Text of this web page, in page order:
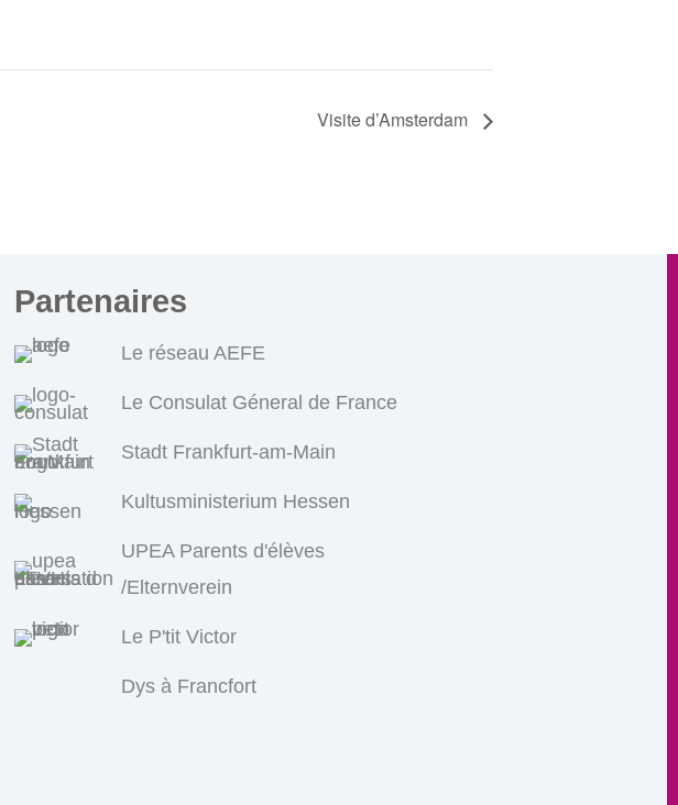
Visite d’Amsterdam
Partenaires
Le réseau AEFE
Le Consulat Géneral de France
Stadt Frankfurt-am-Main
Kultusministerium Hessen
UPEA Parents d'élèves
/Elternverein
Le P'tit Victor
Dys à Francfort